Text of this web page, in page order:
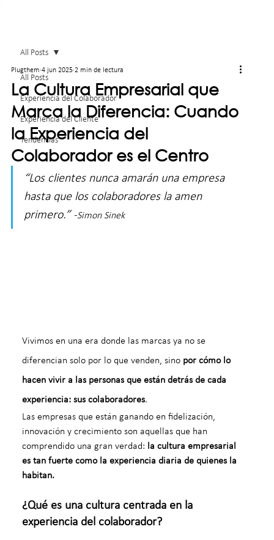
All Posts
Experiencia del Colaborador
Experiencia del Cliente
Tendencias
All Posts
La Cultura Empresarial que
Marca la Diferencia: Cuando
la Experiencia del
Colaborador es el Centro
Plugthem 4 jun 2025 2 min de lectura
“Los clientes nunca amarán una empresa
hasta que los colaboradores la amen
primero.” -Simon Sinek
Vivimos en una era donde las marcas ya no se
diferencian solo por lo que venden, sino por cómo lo
hacen vivir a las personas que están detrás de cada
experiencia: sus colaboradores.
Las empresas que están ganando en fidelización,
innovación y crecimiento son aquellas que han
comprendido una gran verdad: la cultura empresarial
es tan fuerte como la experiencia diaria de quienes la
habitan.
¿Qué es una cultura centrada en la
experiencia del colaborador?